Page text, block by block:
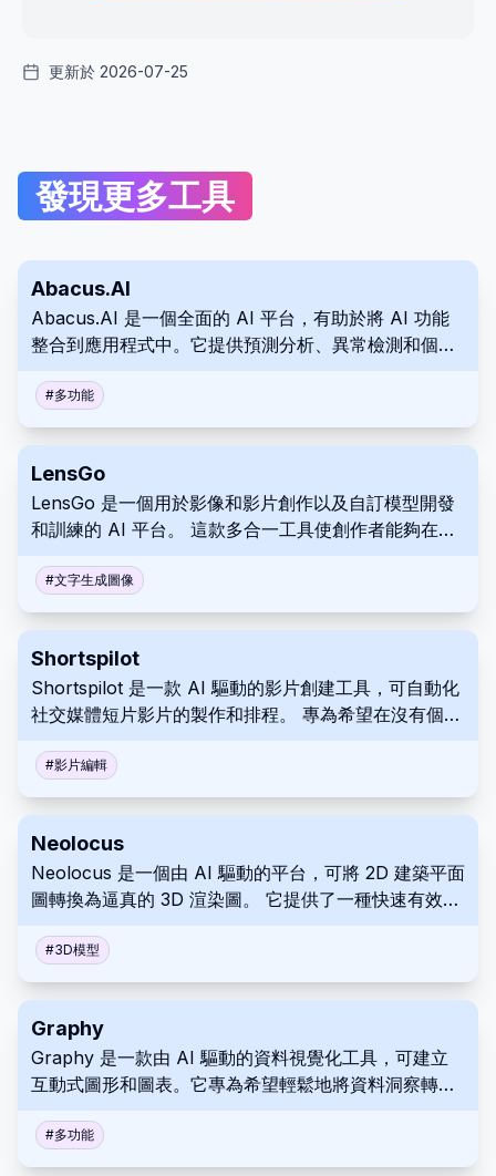
更新於 2026-07-25
發現更多工具
Abacus.AI
Abacus.AI 是一個全面的 AI 平台，有助於將 AI 功能
整合到應用程式中。它提供預測分析、異常檢測和個性
定。
#多功能
LensGo
LensGo 是一個用於影像和影片創作以及自訂模型開發
和訓練的 AI 平台。 這款多合一工具使創作者能夠在一
和探索 AI 模型開發。 輕鬆生成影像、為您的專案添加
動態效果，並根據您自己的影像創作工作流程自訂
#文字生成圖像
Shortspilot
Shortspilot 是一款 AI 驅動的影片創建工具，可自動化
社交媒體短片影片的製作和排程。 專為希望在沒有個人
根據熱門的利基主題生成影片。 主要功能包括將 Reddit
故事轉換為影片，以及生成引人入勝的語音合成，從而
#影片編輯
Neolocus
Neolocus 是一個由 AI 驅動的平台，可將 2D 建築平面
圖轉換為逼真的 3D 渲染圖。 它提供了一種快速有效的
內設計和房地產專業人士受益。 與傳統方法相比，這簡
化並精簡了工作流程，從而節省了時間和資源。
#3D模型
Graphy
Graphy 是一款由 AI 驅動的資料視覺化工具，可建立
互動式圖形和圖表。它專為希望輕鬆地將資料洞察轉化
溝通、協作和決策的專業人士而設計。
#多功能